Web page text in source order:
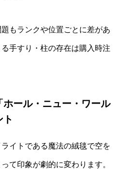
もランクや位置ごとに差があ
手すり・柱の存在は購入時注
ホール・ニュー・ワール
ト
イトである魔法の絨毯で空を
て印象が劇的に変わります。